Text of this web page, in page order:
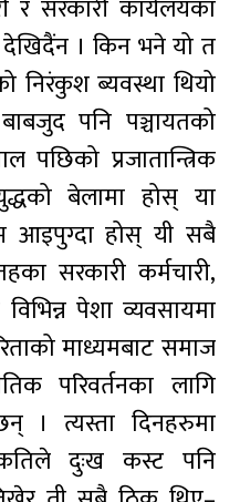
र सरकारी कार्यलयका
। किन भने यो त
निरंकुश ब्यवस्था थियो
पनि पञ्चायतको
पछिको प्रजातान्त्रिक
बेलामा होस् या
आइपुग्दा होस् यी सबै
सरकारी कर्मचारी,
पेशा व्यवसायमा
माध्यमबाट समाज
परिवर्तनका लागि
त्यस्ता दिनहरुमा
दुःख कस्ट पनि